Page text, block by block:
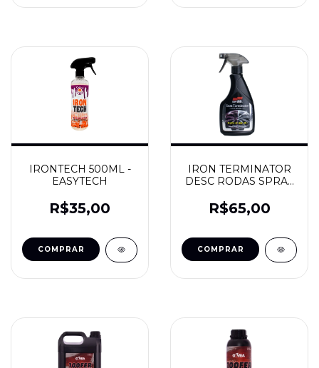
IRONTECH 500ML -
EASYTECH
R$35,00
IRON TERMINATOR
DESC RODAS SPRAY
SOFT99
R$65,00